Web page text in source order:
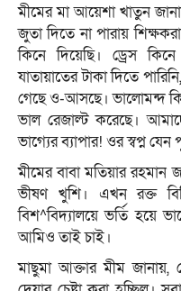
মীমের মা আয়েশা খাতুন
জুতা দিতে না পারায়
কিনে দিয়েছি। ড্রেস
যাতায়াতের টাকা দিতে
গেছে ও-আসছে। ভালোমন্দ
ভাল রেজাল্ট করেছে।
ভাগ্যের ব্যাপার! ওর স্বপ্ন
মীমের বাবা মতিয়ার
ভীষণ খুশি। এখন রক্ত
বিশ^বিদ্যালয়ে ভর্তি হয়ে
আমিও তাই চাই।
মাছুমা আক্তার মীম জানায়,